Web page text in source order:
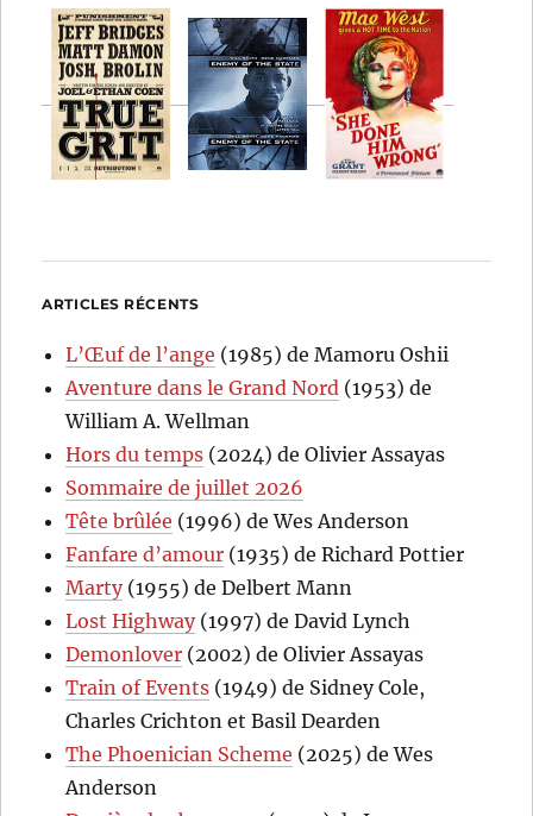
ARTICLES RÉCENTS
L’Œuf de l’ange (1985) de Mamoru Oshii
Aventure dans le Grand Nord (1953) de
William A. Wellman
Hors du temps (2024) de Olivier Assayas
Sommaire de juillet 2026
Tête brûlée (1996) de Wes Anderson
Fanfare d’amour (1935) de Richard Pottier
Marty(1955) de Delbert Mann
Lost Highway(1997) de David Lynch
Demonlover (2002) de Olivier Assayas
Train of Events (1949) de Sidney Cole,
Charles Crichton et Basil Dearden
The Phoenician Scheme (2025) de Wes
Anderson